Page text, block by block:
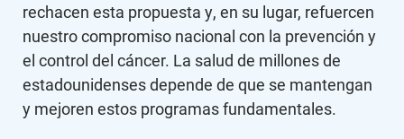
rechacen esta propuesta y, en su lugar, refuercen
nuestro compromiso nacional con la prevención y
el control del cáncer. La salud de millones de
estadounidenses depende de que se mantengan
y mejoren estos programas fundamentales.